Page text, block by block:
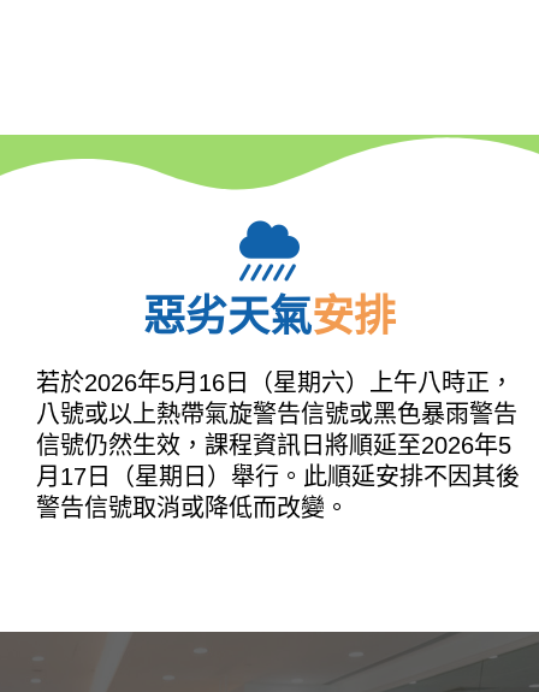
惡劣天氣安排
若於2026年5月16日（星期六）上午八時正，
八號或以上熱帶氣旋警告信號或黑色暴雨警告
信號仍然生效，課程資訊日將順延至2026年5
月17日（星期日）舉行。此順延安排不因其後
警告信號取消或降低而改變。